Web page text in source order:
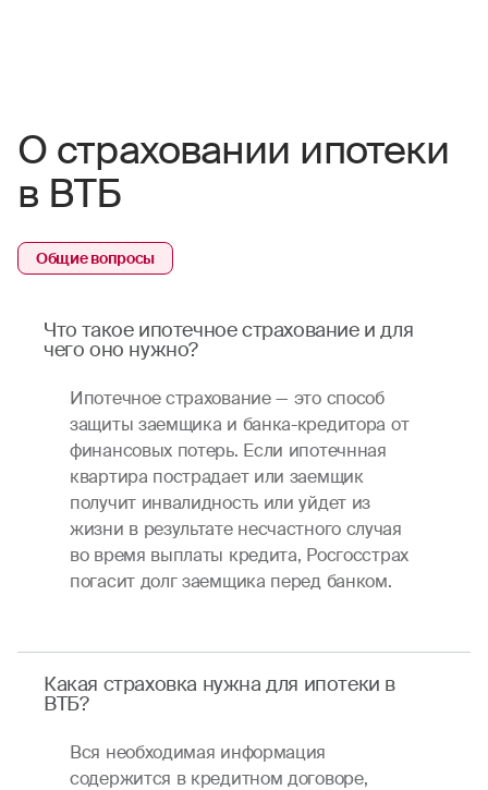
О страховании ипотеки
в ВТБ
Общие вопросы
Что такое ипотечное страхование и для
чего оно нужно?
Ипотечное страхование — это способ
защиты заемщика и банка-кредитора от
финансовых потерь. Если ипотечнная
квартира пострадает или заемщик
получит инвалидность или уйдет из
жизни в результате несчастного случая
во время выплаты кредита, Росгосстрах
погасит долг заемщика перед банком.
Какая страховка нужна для ипотеки в
ВТБ?
Вся необходимая информация
содержится в кредитном договоре,